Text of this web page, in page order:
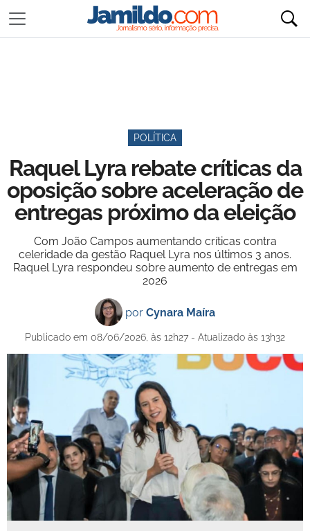
POLÍTICA
Raquel Lyra rebate críticas da
oposição sobre aceleração de
entregas próximo da eleição
Com João Campos aumentando críticas contra
celeridade da gestão Raquel Lyra nos últimos 3 anos.
Raquel Lyra respondeu sobre aumento de entregas em
2026
por Cynara Maíra
Publicado em 08/06/2026, às 12h27 - Atualizado às 13h32